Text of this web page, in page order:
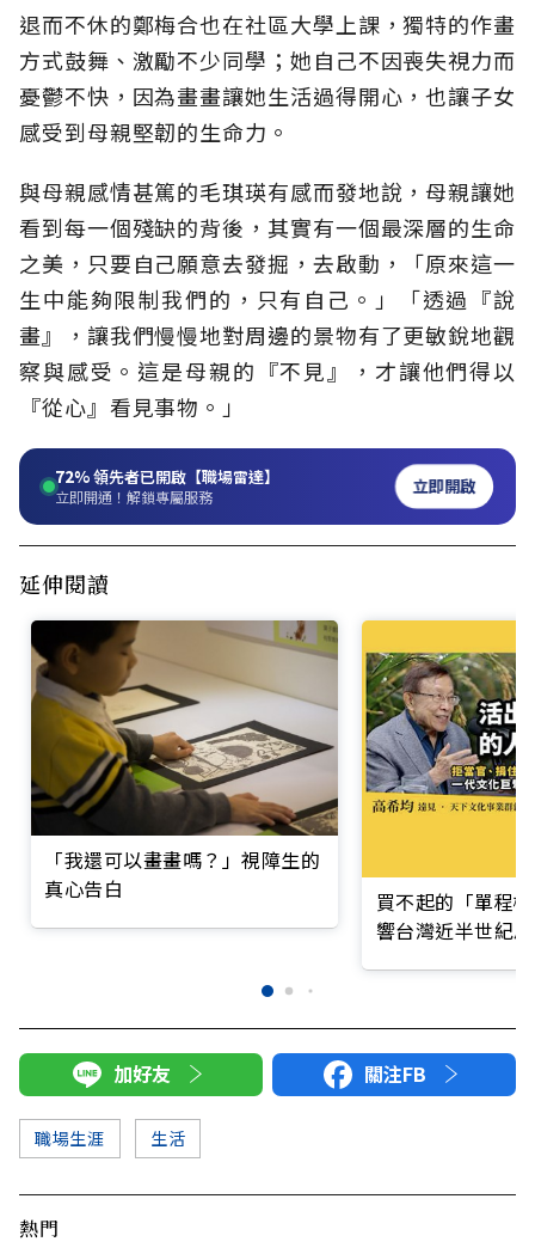
退而不休的鄭梅合也在社區大學上課，獨特的作畫
方式鼓舞、激勵不少同學；她自己不因喪失視力而
憂鬱不快，因為畫畫讓她生活過得開心，也讓子女
感受到母親堅韌的生命力。
與母親感情甚篤的毛琪瑛有感而發地說，母親讓她
看到每一個殘缺的背後，其實有一個最深層的生命
之美，只要自己願意去發掘，去啟動，「原來這一
生中能夠限制我們的，只有自己。」「透過『說
畫』，讓我們慢慢地對周邊的景物有了更敏銳地觀
察與感受。這是母親的『不見』，才讓他們得以
『從心』看見事物。」
72%領先者已開啟【職場雷達】
立即開通！解鎖專屬服務 立即開啟
延伸閱讀
「我還可以畫畫嗎？」視障生的
真心告白
買不起的「單程
響台灣近半世紀
加好友 關注FB
職場生涯 生活
熱門